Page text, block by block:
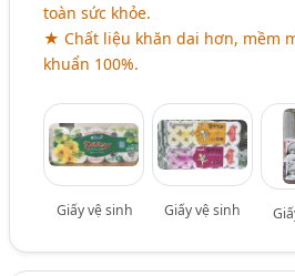
toàn sức khỏe.
★ Chất liệu khăn dai hơn, mềm
khuẩn 100%.
Giấy vệ sinh Giấy vệ sinh